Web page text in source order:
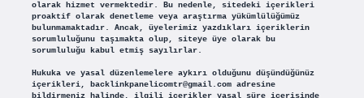
olarak hizmet vermektedir. Bu nedenle, sitedeki içerikleri
proaktif olarak denetleme veya araştırma yükümlülüğümüz
bulunmamaktadır. Ancak, üyelerimiz yazdıkları içeriklerin
sorumluluğunu taşımakta olup, siteye üye olarak bu
sorumluluğu kabul etmiş sayılırlar.
Hukuka ve yasal düzenlemelere aykırı olduğunu düşündüğünüz
içerikleri, backlinkpanelicomtr@gmail.comadresine